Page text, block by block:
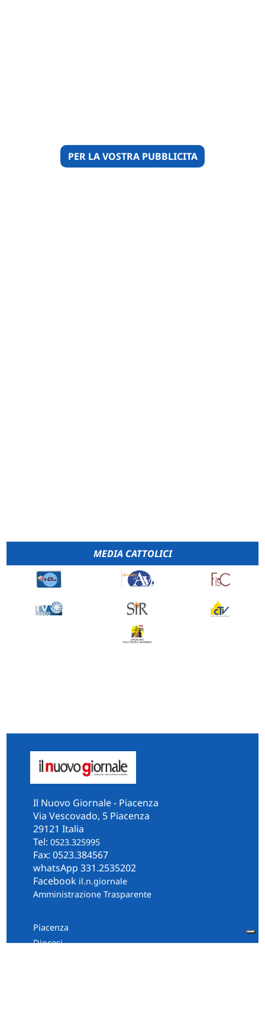
PER LA VOSTRA PUBBLICITA
MEDIA CATTOLICI
Il Nuovo Giornale - Piacenza
Via Vescovado, 5 Piacenza
29121 Italia
Tel: 0523.325995
Fax: 0523.384567
whatsApp 331.2535202
Facebook il.n.giornale
Amministrazione Trasparente
Piacenza
Diocesi